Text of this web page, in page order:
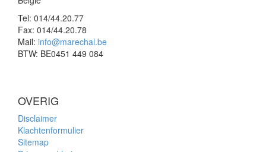
Tel: 014/44.20.77
Fax: 014/44.20.78
Mail: info@marechal.be
BTW: BE0451 449 084
OVERIG
Disclaimer
Klachtenformulier
Sitemap